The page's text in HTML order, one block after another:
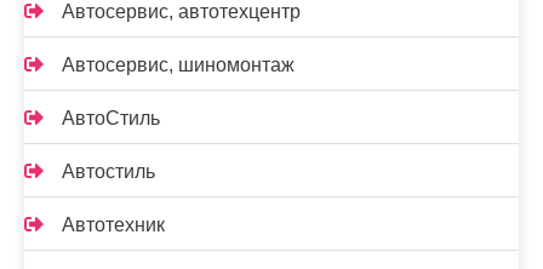
Автосервис, автотехцентр
Автосервис, шиномонтаж
АвтоСтиль
Автостиль
Автотехник